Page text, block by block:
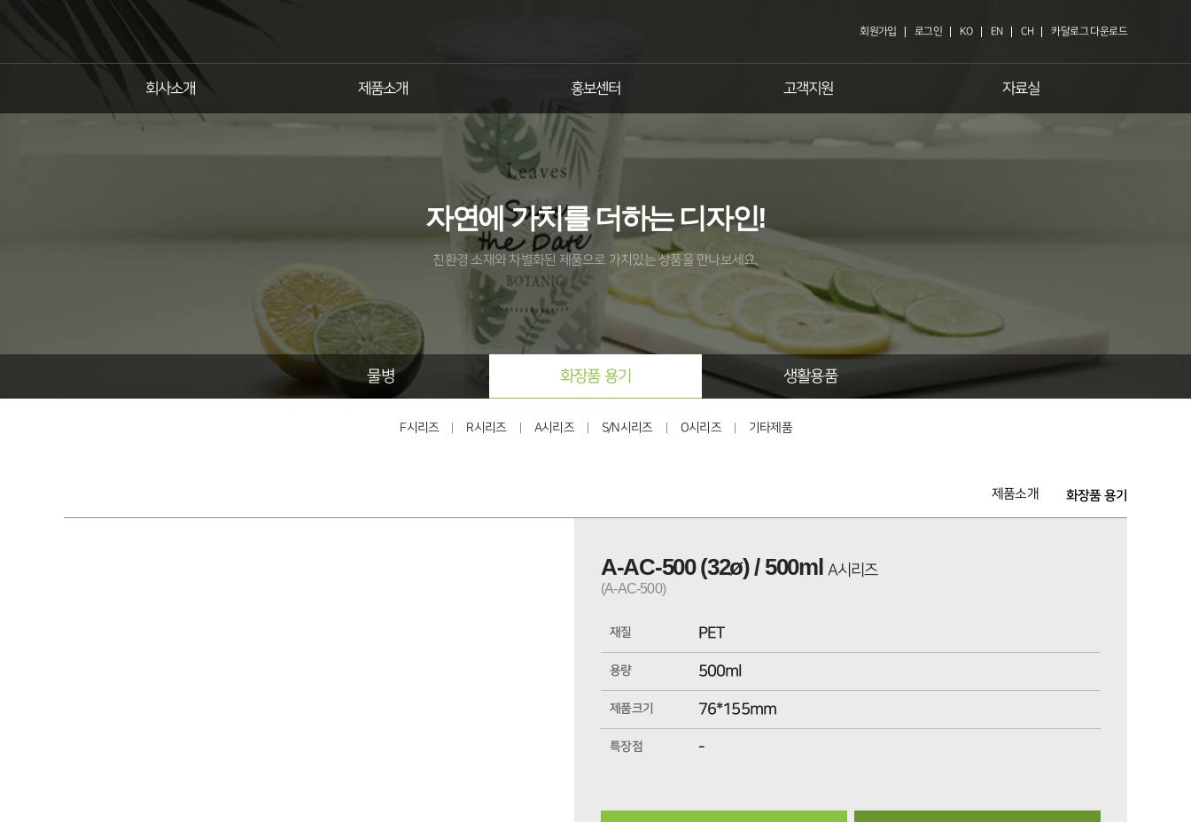
회원가입 로그인 KO EN CH 카달로그 다운로드
회사소개 제품소개 홍보센터 고객지원 자료실
자연에 가치를 더하는 디자인!
친환경 소재와 차별화된 제품으로 가치있는 상품을 만나보세요.
물병 화장품 용기
F시리즈 R시리즈 A시리즈 S/N시리즈 O시리즈 기타제품
생활용품
제품소개 화장품 용기
A-AC-500 (32ø) / 500mlA시리즈
(A-AC-500)
재질 PET
용량 500ml
제품크기 76*155mm
특장점 -